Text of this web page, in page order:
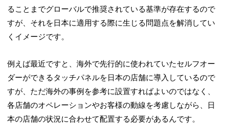
ることまでグローバルで推奨されている基準が存在するので
すが、それを日本に適用する際に生じる問題点を解消してい
くイメージです。
例えば最近ですと、海外で先行的に使われていたセルフオー
ダーができるタッチパネルを日本の店舗に導入しているので
すが、ただ海外の事例を参考に設置すればよいのではなく、
各店舗のオペレーションやお客様の動線を考慮しながら、日
本の店舗の状況に合わせて配置する必要があるんです。